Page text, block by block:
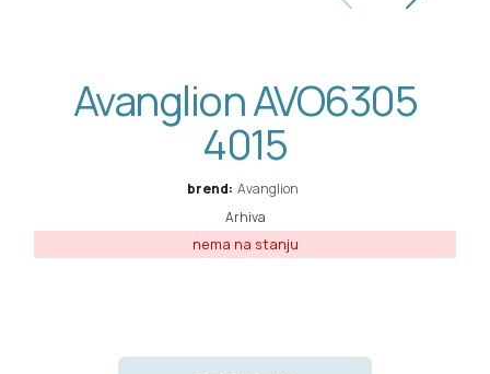
Avanglion AVO6305
4015
brend: Avanglion
Arhiva